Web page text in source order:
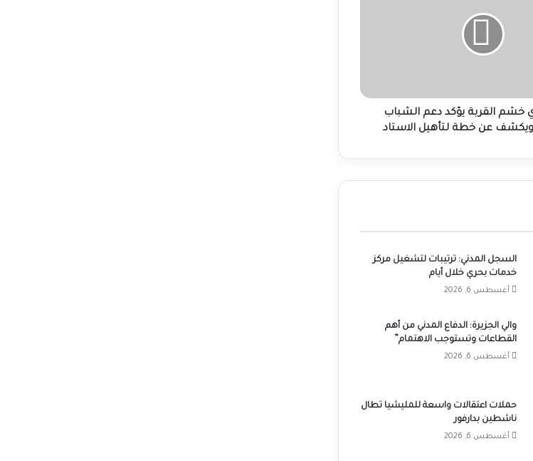
خشم القربة يؤكد دعم الشباب
ويكشف عن خطة لتأهيل الاستاد
السجل المدني: ترتيبات لتشغيل مركز
خدمات بحري خلال أيام
أغسطس 6, 2026
والي الجزيرة: الدفاع المدني من أهم
القطاعات وتستوجب الاهتمام”
أغسطس 6, 2026
حملات اعتقالات واسعة للمليشيا تطال
ناشطين بدارفور
أغسطس 6, 2026